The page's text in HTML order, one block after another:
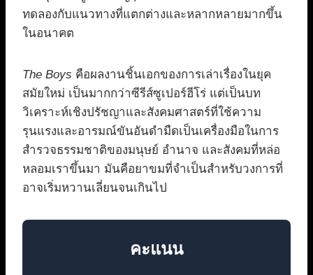
ทดลองกับแนวทางที่แตกต่างและหลากหลายมากขึ้น
ในอนาคต
The Boys คือผลงานชิ้นเอกของการเล่าเรื่องในยุค
สมัยใหม่ เป็นมากกว่าซีรีส์ซูเปอร์ฮีโร่ แต่เป็นบท
วิเคราะห์เชิงปรัชญาและสังคมศาสตร์ที่ใช้ความ
รุนแรงและอารมณ์ขันอันดำมืดเป็นเครื่องมือในการ
สำรวจธรรมชาติของมนุษย์ อำนาจ และสังคมที่หล่อ
หลอมเราขึ้นมา มันคือยาขมที่จำเป็นสำหรับวงการที่
อาจเริ่มหวานเลี่ยนจนเกินไป
คะแนน